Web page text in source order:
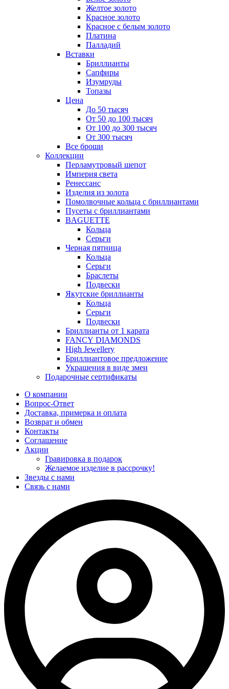
Желтое золото
Красное золото
Красное с белым золото
Платина
Палладий
Вставки
Бриллианты
Сапфиры
Изумруды
Топазы
Цена
До 50 тысяч
От 50 до 100 тысяч
От 100 до 300 тысяч
От 300 тысяч
Все броши
Коллекции
Перламутровый шепот
Империя света
Ренессанс
Изделия из золота
Помолвочные кольца с бриллиантами
Пусеты с бриллиантами
BAGUETTE
Кольца
Серьги
Черная пятница
Кольца
Серьги
Браслеты
Подвески
Якутские бриллианты
Кольца
Серьги
Подвески
Бриллианты от 1 карата
FANCY DIAMONDS
High Jewellery
Бриллиантовое предложение
Украшения в виде змеи
Подарочные сертификаты
О компании
Вопрос-Ответ
Доставка, примерка и оплата
Возврат и обмен
Контакты
Соглашение
Акции
Гравировка в подарок
Желаемое изделие в рассрочку!
Звезды с нами
Связь с нами